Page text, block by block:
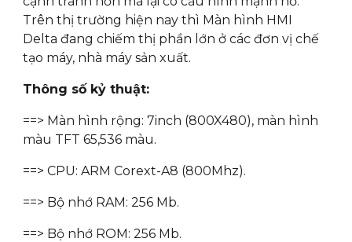
Trên thị trường hiện nay thì Màn hình HMI
Delta đang chiếm thị phần lớn ở các đơn vị chế
tạo máy, nhà máy sản xuất.
Thông số kỷ thuật:
==> Màn hình rộng: 7inch (800X480), màn hình
màu TFT 65,536 màu.
==> CPU: ARM Corext-A8 (800Mhz).
==> Bộ nhớ RAM: 256 Mb.
==> Bộ nhớ ROM: 256 Mb.